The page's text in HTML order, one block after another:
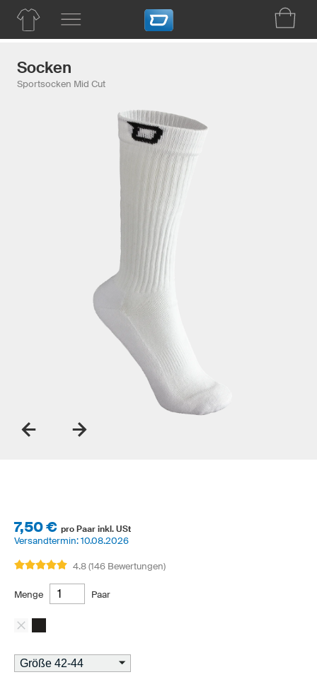
Socken
Sportsocken Mid Cut
7,50 € pro Paar inkl. USt
Versandtermin: 10.08.2026
4.8 (146 Bewertungen)
Menge Paar